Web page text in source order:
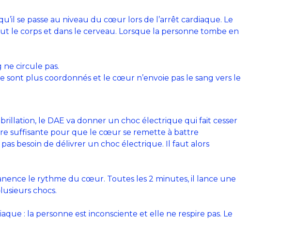
se passe au niveau du cœur lors de l’arrêt cardiaque. Le
le corps et dans le cerveau. Lorsque la personne tombe en
circule pas.
sont plus coordonnés et le cœur n’envoie pas le sang vers le
le DAE va donner un choc électrique qui fait cesser
suffisante pour que le cœur se remette à battre
besoin de délivrer un choc électrique. Il faut alors
le rythme du cœur. Toutes les 2 minutes, il lance une
chocs.
: la personne est inconsciente et elle ne respire pas. Le